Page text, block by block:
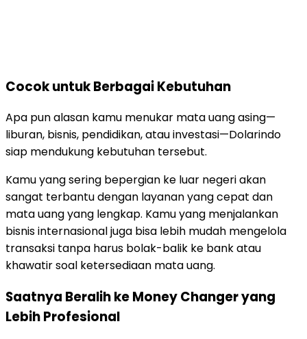
Cocok untuk Berbagai Kebutuhan
Apa pun alasan kamu menukar mata uang asing—
liburan, bisnis, pendidikan, atau investasi—Dolarindo
siap mendukung kebutuhan tersebut.
Kamu yang sering bepergian ke luar negeri akan
sangat terbantu dengan layanan yang cepat dan
mata uang yang lengkap. Kamu yang menjalankan
bisnis internasional juga bisa lebih mudah mengelola
transaksi tanpa harus bolak-balik ke bank atau
khawatir soal ketersediaan mata uang.
Saatnya Beralih ke Money Changer yang
Lebih Profesional